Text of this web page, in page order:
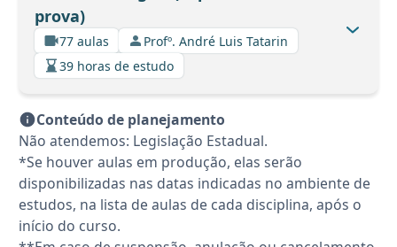
prova)
77 aulas
Profº. André Luis Tatarin
39 horas de estudo
Conteúdo de planejamento
Não atendemos: Legislação Estadual.
*Se houver aulas em produção, elas serão
disponibilizadas nas datas indicadas no ambiente de
estudos, na lista de aulas de cada disciplina, após o
início do curso.